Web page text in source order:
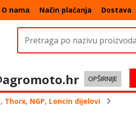
O nama Način plaćanja Dostava
OPŠIRNIJE
Thorx, NGP, Loncin dijelovi